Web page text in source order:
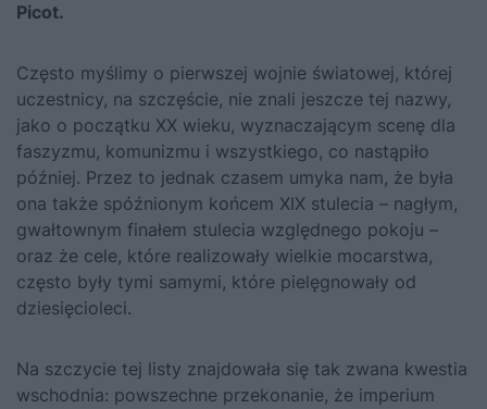
Picot.
Często myślimy o pierwszej wojnie światowej, której
uczestnicy, na szczęście, nie znali jeszcze tej nazwy,
jako o początku XX wieku, wyzna­czającym scenę dla
faszyzmu, komunizmu i wszystkiego, co nastąpiło
później. Przez to jednak czasem umyka nam, że była
ona także spóź­nionym końcem XIX stulecia – nagłym,
gwałtownym finałem stulecia względnego pokoju –
oraz że cele, które realizowały wielkie mocarstwa,
często były tymi samymi, które pielęgnowały od
dziesięcioleci.
Na szczycie tej listy znajdowała się tak zwana kwestia
wschodnia: powszechne przekonanie, że imperium